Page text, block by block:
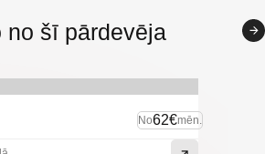
no šī pārdevēja
No62€mēn.